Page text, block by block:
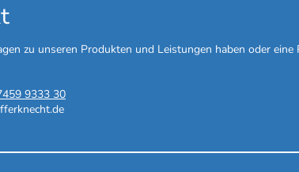
zu unseren Produkten und Leistungen haben oder
9333 30